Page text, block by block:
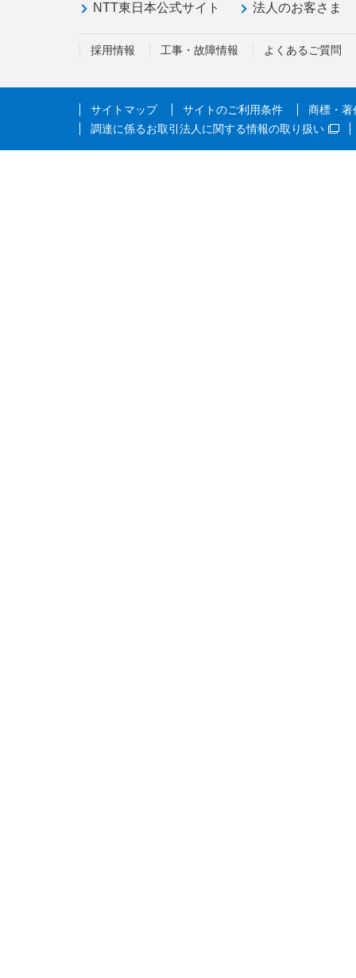
NTT東日本公式サイト 法人のお客さま
採用情報 工事・故障情報 よくあるご質問
サイトマップ サイトのご利用条件
商標・著
調達に係るお取引法人に関する情報の取り扱い